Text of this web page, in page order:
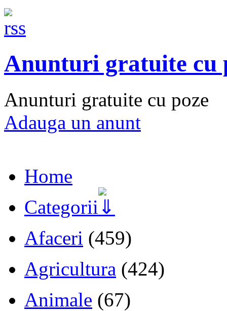
Anunturi gratuite cu
Anunturi gratuite cu poze
Adauga un anunt
Home
Categorii
Afaceri (459)
Agricultura (424)
Animale (67)